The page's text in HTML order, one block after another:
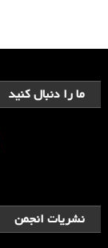
ما را دنبال کنید
نشریات انجمن